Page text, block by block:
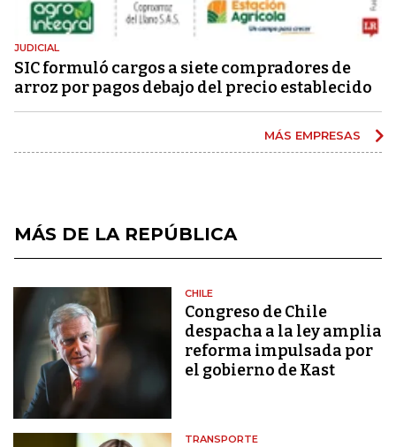
JUDICIAL
SIC formuló cargos a siete compradores de
arroz por pagos debajo del precio establecido
MÁS EMPRESAS
MÁS DE LA REPÚBLICA
CHILE
Congreso de Chile
despacha a la ley amplia
reforma impulsada por
el gobierno de Kast
TRANSPORTE